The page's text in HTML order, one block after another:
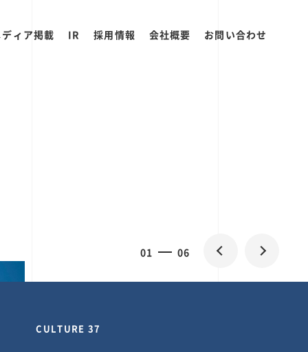
ィア掲載 IR 採用情報 会社概要 お問い合わせ
0 06
CULTURE 30